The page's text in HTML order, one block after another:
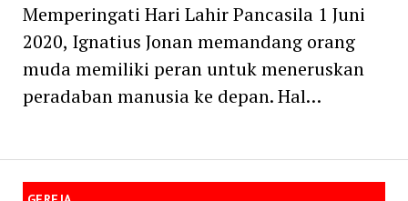
Memperingati Hari Lahir Pancasila 1 Juni
2020, Ignatius Jonan memandang orang
muda memiliki peran untuk meneruskan
peradaban manusia ke depan. Hal…